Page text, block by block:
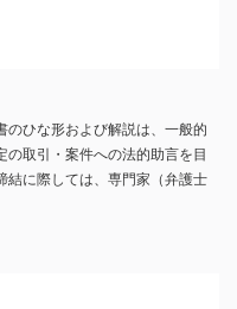
のひな形および解説は、一般的
取引・案件への法的助言を目
結に際しては、専門家（弁護士